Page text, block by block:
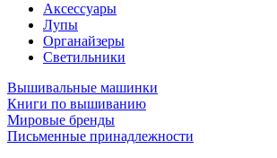
Аксессуары
Лупы
Органайзеры
Светильники
Вышивальные машинки
Книги по вышиванию
Мировые бренды
Письменные принадлежности